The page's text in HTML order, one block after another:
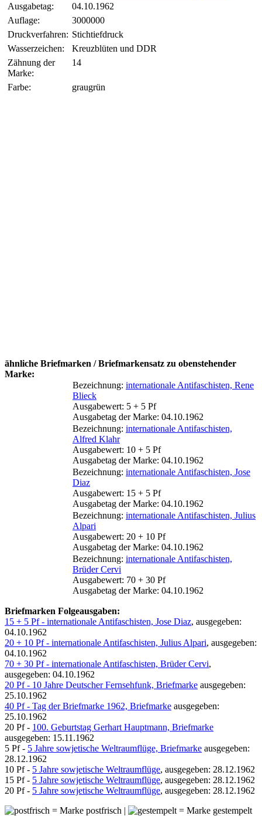
Ausgabetag:
04.10.1962
Auflage:
3000000
Druckverfahren: Stichtiefdruck
Wasserzeichen:
Kreuzblüten und DDR
Zähnung der
Marke:
14
Farbe: graugrün
ähnliche Briefmarken / Briefmarkensatz zu obenstehender
Marke:
Bezeichnung: internationale Antifaschisten, Rene
Blieck
Ausgabewert: 5 + 5 Pf
Ausgabetag der Marke: 04.10.1962
Bezeichnung: internationale Antifaschisten,
Alfred Klahr
Ausgabewert: 10 + 5 Pf
Ausgabetag der Marke: 04.10.1962
Bezeichnung: internationale Antifaschisten, Jose
Diaz
Ausgabewert: 15 + 5 Pf
Ausgabetag der Marke: 04.10.1962
Bezeichnung: internationale Antifaschisten, Julius
Alpari
Ausgabewert: 20 + 10 Pf
Ausgabetag der Marke: 04.10.1962
Bezeichnung: internationale Antifaschisten,
Brüder Cervi
Ausgabewert: 70 + 30 Pf
Ausgabetag der Marke: 04.10.1962
Briefmarken Folgeausgaben:
15 + 5 Pf - internationale Antifaschisten, Jose Diaz, ausgegeben:
04.10.1962
20 + 10 Pf - internationale Antifaschisten, Julius Alpari, ausgegeben:
04.10.1962
70 + 30 Pf - internationale Antifaschisten, Brüder Cervi,
ausgegeben: 04.10.1962
20 Pf - 10 Jahre Deutscher Fernsehfunk, Briefmarke ausgegeben:
25.10.1962
40 Pf - Tag der Briefmarke 1962, Briefmarke ausgegeben:
25.10.1962
20 Pf - 100. Geburtstag Gerhart Hauptmann, Briefmarke
ausgegeben: 15.11.1962
5 Pf - 5 Jahre sowjetische Weltraumflüge, Briefmarke ausgegeben:
28.12.1962
10 Pf - 5 Jahre sowjetische Weltraumflüge, ausgegeben: 28.12.1962
15 Pf - 5 Jahre sowjetische Weltraumflüge, ausgegeben: 28.12.1962
20 Pf - 5 Jahre sowjetische Weltraumflüge, ausgegeben: 28.12.1962
= Marke postfrisch |
= Marke gestempelt